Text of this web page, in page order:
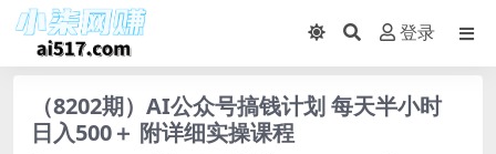
登录
（8202期）AI公众号搞钱计划 每天半小时
日入500＋ 附详细实操课程